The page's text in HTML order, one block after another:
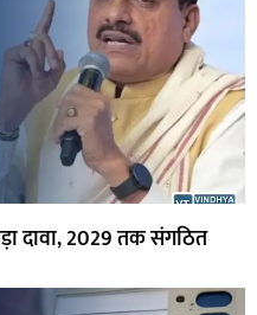
दावा, 2029 तक संगठित